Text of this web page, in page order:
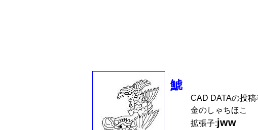
鯱
CAD DATAの投稿
金のしゃちほこ
拡張子:jww